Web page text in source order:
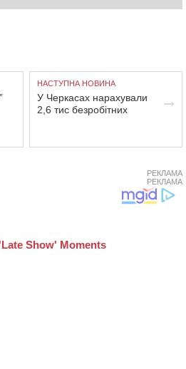
НАСТУПНА НОВИНА
У Черкасах нарахували
2,6 тис безробітних
РЕКЛАМА
РЕКЛАМА